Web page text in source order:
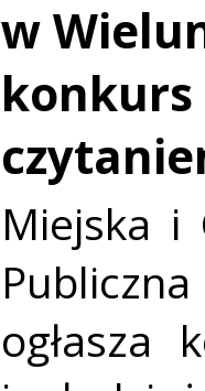
w
konkurs
Miejska i
ogłasza